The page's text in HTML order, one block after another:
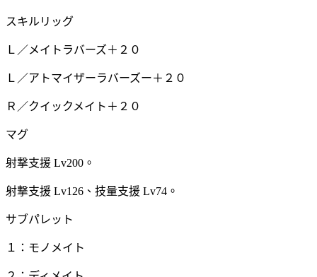
スキルリッグ
Ｌ／メイトラバーズ＋２０
Ｌ／アトマイザーラバーズー＋２０
Ｒ／クイックメイト＋２０
マグ
射撃支援 Lv200。
射撃支援 Lv126、技量支援 Lv74。
サブパレット
１：モノメイト